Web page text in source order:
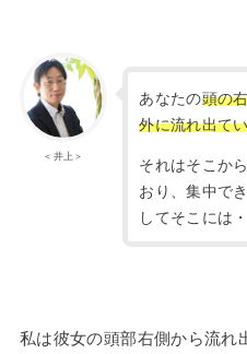
＜井上＞
あなたの頭の
外に流れ出て
それはそこか
おり、集中で
してそこには・
私は彼女の頭部右側から流れ